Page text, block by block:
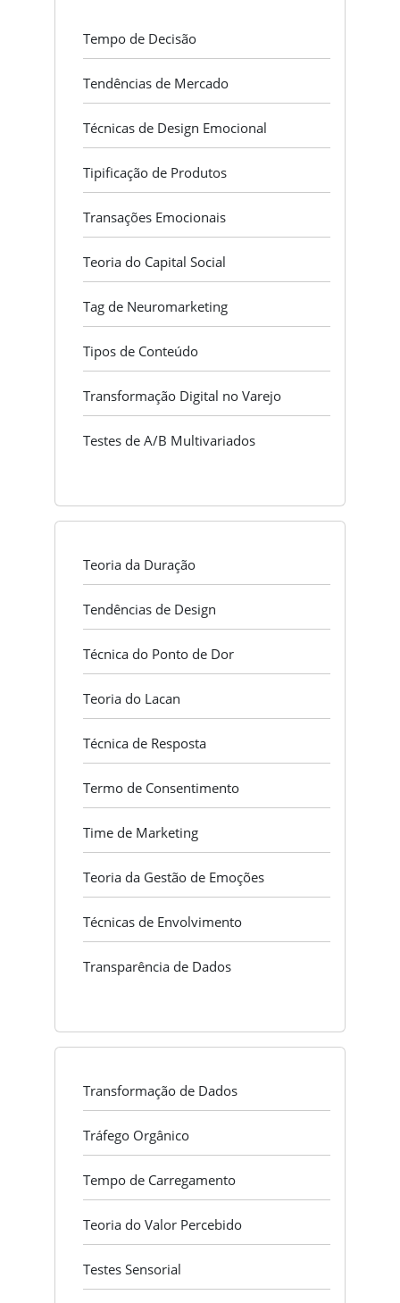
Tempo de Decisão
Tendências de Mercado
Técnicas de Design Emocional
Tipificação de Produtos
Transações Emocionais
Teoria do Capital Social
Tag de Neuromarketing
Tipos de Conteúdo
Transformação Digital no Varejo
Testes de A/B Multivariados
Teoria da Duração
Tendências de Design
Técnica do Ponto de Dor
Teoria do Lacan
Técnica de Resposta
Termo de Consentimento
Time de Marketing
Teoria da Gestão de Emoções
Técnicas de Envolvimento
Transparência de Dados
Transformação de Dados
Tráfego Orgânico
Tempo de Carregamento
Teoria do Valor Percebido
Testes Sensorial